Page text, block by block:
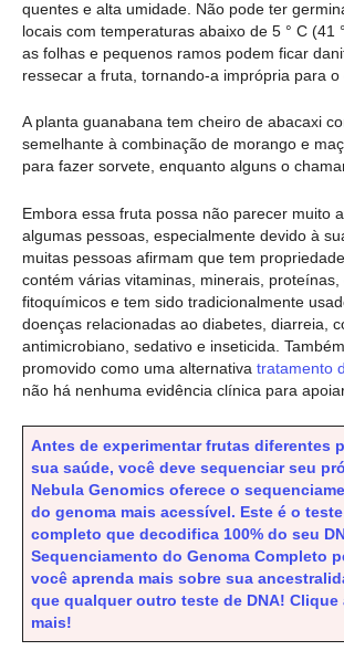
quentes e alta umidade. Não pode ter
locais com temperaturas abaixo de 5 ° C (41
as folhas e pequenos ramos podem ficar
ressecar a fruta, tornando-a imprópria para o
A planta guanabana tem cheiro de abacaxi
semelhante à combinação de morango e
para fazer sorvete, enquanto alguns o
Embora essa fruta possa não parecer muito
algumas pessoas, especialmente devido à
muitas pessoas afirmam que tem
contém várias vitaminas, minerais,
fitoquímicos e tem sido tradicionalmente
doenças relacionadas ao diabetes, diarreia,
antimicrobiano, sedativo e inseticida.
promovido como uma alternativa tratamento
não há nenhuma evidência clínica para
Antes de experimentar frutas diferentes
sua saúde, você deve sequenciar seu
Nebula Genomics oferece o
do genoma mais acessível. Este é o teste
completo que decodifica 100% do seu
Sequenciamento do Genoma Completo
você aprenda mais sobre sua
que qualquer outro teste de DNA! Clique
mais!